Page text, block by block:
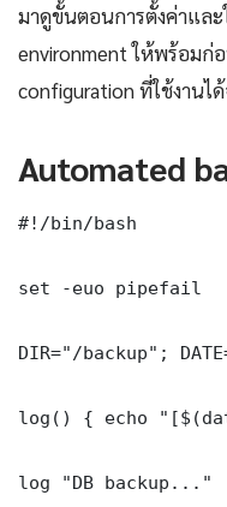
มาดูขั้นตอนการตั้งค่าและ
environment ให้พร้อมก่
configuration ที่ใช้งานไ
Automated
#!/bin/bash
set -euo pipefail
DIR="/backup";
log() { echo
log "DB backup..."